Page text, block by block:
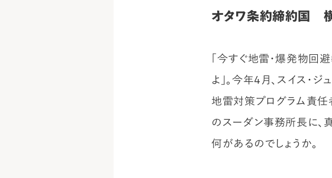
オタワ条約締約国
「今すぐ地雷・爆発物回
よ」。今年4月、スイス
地雷対策プログラム責任
のスーダン事務所長に、
何があるのでしょうか。